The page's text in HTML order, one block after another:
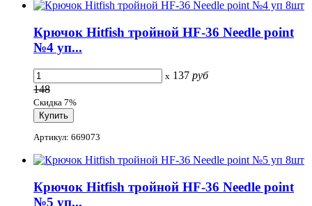
Крючок Hitfish тройной HF-36 Needle point
№4 уп...
x 137 руб
148
Скидка 7%
Артикул: 669073
Крючок Hitfish тройной HF-36 Needle point
№5 уп...